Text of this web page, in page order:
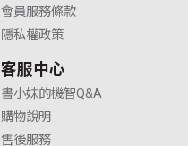
會員服務條款
隱私權政策
客服中心
書小妹的機智Q&A
購物說明
售後服務